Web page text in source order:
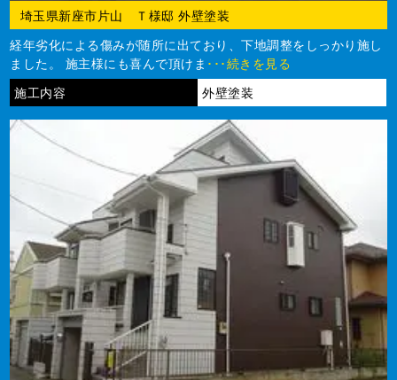
埼玉県新座市片山 Ｔ様邸 外壁塗装
経年劣化による傷みが随所に出ており、下地調整をしっかり施し
ました。 施主様にも喜んで頂けま ･･･続きを見る
施工内容
外壁塗装